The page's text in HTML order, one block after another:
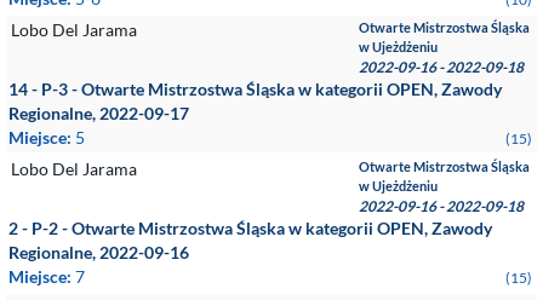
Lobo Del Jarama
Otwarte Mistrzostwa Śląska
w Ujeżdżeniu
2022-09-16 - 2022-09-18
14 - P-3 - Otwarte Mistrzostwa Śląska w kategorii OPEN, Zawody
Regionalne, 2022-09-17
Miejsce: 5 (15)
Lobo Del Jarama
Otwarte Mistrzostwa Śląska
w Ujeżdżeniu
2022-09-16 - 2022-09-18
2 - P-2 - Otwarte Mistrzostwa Śląska w kategorii OPEN, Zawody
Regionalne, 2022-09-16
Miejsce: 7 (15)